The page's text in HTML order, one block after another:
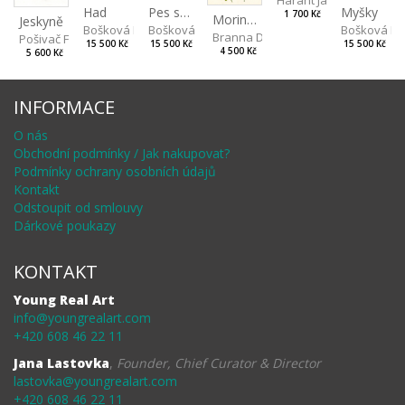
Jeskyně
Pošivač Filip
5 600 Kč
Had
Bošková Radka
15 500 Kč
Pes s medvědem
Bošková Radka
15 500 Kč
Moringa
Branna Dorota
4 500 Kč
1 700 Kč Myšky
Bošková
15 500 Kč
INFORMACE
O nás
Obchodní podmínky / Jak nakupovat?
Podmínky ochrany osobních údajů
Kontakt
Odstoupit od smlouvy
Dárkové poukazy
KONTAKT
Young Real Art
info@youngrealart.com
+420 608 46 22 11
Jana Lastovka, Founder, Chief Curator & Director
lastovka@youngrealart.com
+420 608 46 22 11